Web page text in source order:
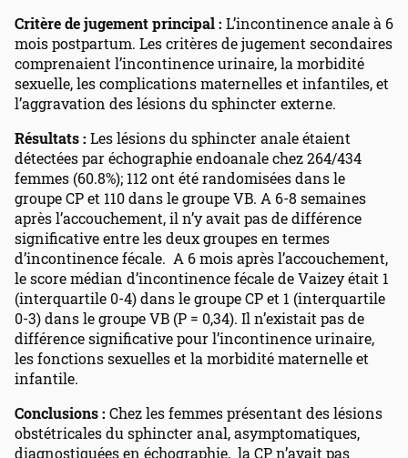
Critère de jugement principal : L’incontinence anale à 6
mois postpartum. Les critères de jugement secondaires
comprenaient l’incontinence urinaire, la morbidité
sexuelle, les complications maternelles et infantiles, et
l’aggravation des lésions du sphincter externe.
Résultats : Les lésions du sphincter anale étaient
détectées par échographie endoanale chez 264/434
femmes (60.8%); 112 ont été randomisées dans le
groupe CP et 110 dans le groupe VB. A 6-8 semaines
après l’accouchement, il n’y avait pas de différence
significative entre les deux groupes en termes
d’incontinence fécale. A 6 mois après l’accouchement,
le score médian d’incontinence fécale de Vaizey était 1
(interquartile 0-4) dans le groupe CP et 1 (interquartile
0-3) dans le groupe VB (P = 0,34). Il n’existait pas de
différence significative pour l’incontinence urinaire,
les fonctions sexuelles et la morbidité maternelle et
infantile.
Conclusions : Chez les femmes présentant des lésions
obstétricales du sphincter anal, asymptomatiques,
diagnostiquées en échographie, la CP n’avait pas